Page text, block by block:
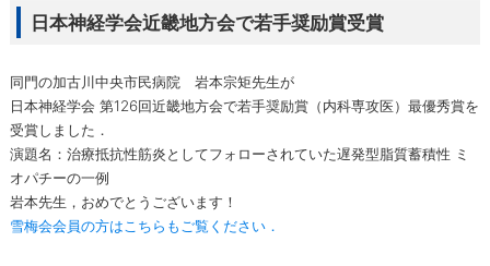
日本神経学会近畿地方会で若手奨励賞受賞
同門の加古川中央市民病院 岩本宗矩先生が
日本神経学会 第126回近畿地方会で若手奨励賞（内科専攻医）最優秀賞を
受賞しました．
演題名：治療抵抗性筋炎としてフォローされていた遅発型脂質蓄積性 ミ
オパチーの一例
岩本先生，おめでとうございます！
雪梅会会員の方はこちらもご覧ください．